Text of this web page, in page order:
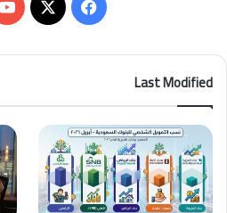
ب
ك
Last Modified